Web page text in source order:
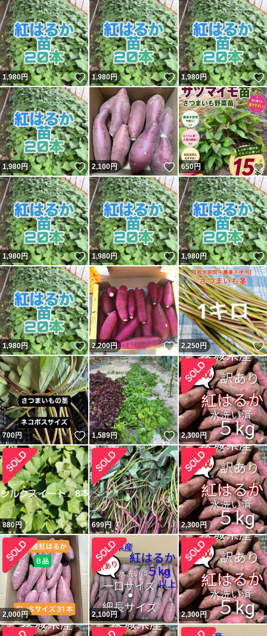
1,980円 いいね！
1,980円 いいね！
1,980円
1,980円 いいね！
2,100円 いいね！
650円
1,980円 いいね！
1,980円 いいね！
1,980円
1,980円 いいね！
2,200円 いいね！
2,250円
700円 いいね！
1,589円 いいね！
2,300円
880円 699円 2,300円
2,000円 2,100円 2,300円